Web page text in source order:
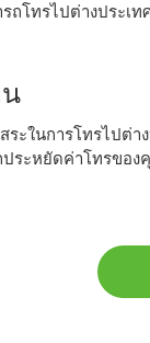
ถโทรไปต่างประเ
ะในการโทรไปต่
ระหยัดค่าโทรขอ